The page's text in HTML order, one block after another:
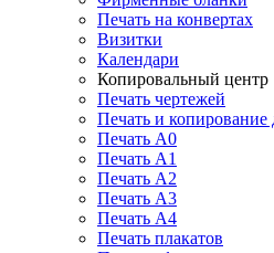
Печать на конвертах
Визитки
Календари
Копировальный центр
Печать чертежей
Печать и копирование
Печать А0
Печать А1
Печать А2
Печать А3
Печать А4
Печать плакатов